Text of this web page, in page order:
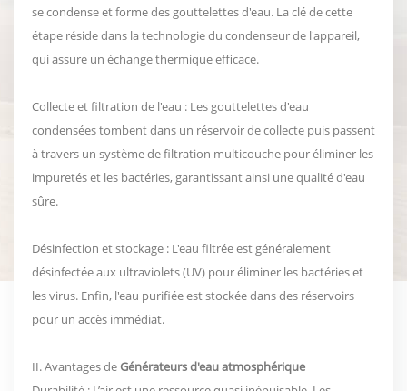
se condense et forme des gouttelettes d'eau. La clé de cette
étape réside dans la technologie du condenseur de l'appareil,
qui assure un échange thermique efficace.
Collecte et filtration de l'eau : Les gouttelettes d'eau
condensées tombent dans un réservoir de collecte puis passent
à travers un système de filtration multicouche pour éliminer les
impuretés et les bactéries, garantissant ainsi une qualité d'eau
sûre.
Désinfection et stockage : L'eau filtrée est généralement
désinfectée aux ultraviolets (UV) pour éliminer les bactéries et
les virus. Enfin, l'eau purifiée est stockée dans des réservoirs
pour un accès immédiat.
II. Avantages deGénérateurs d'eau atmosphérique